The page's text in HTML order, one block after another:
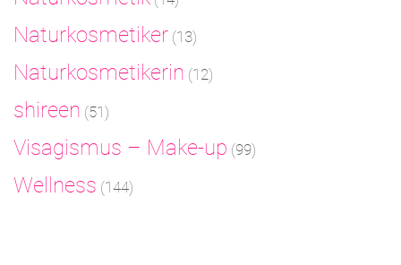
Naturkosmetiker (13)
Naturkosmetikerin (12)
shireen (51)
Visagismus – Make-up (99)
Wellness (144)